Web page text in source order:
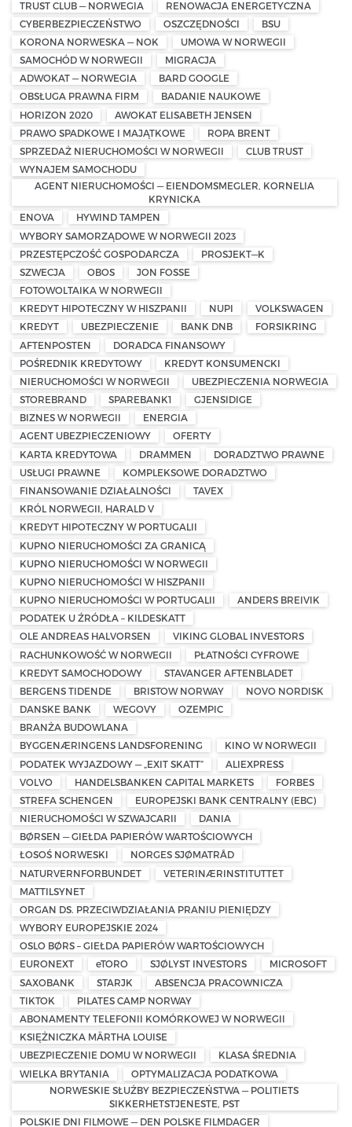
TRUST CLUB — NORWEGIA
RENOWACJA ENERGETYCZNA
CYBERBEZPIECZEŃSTWO
OSZCZĘDNOŚCI
BSU
KORONA NORWESKA — NOK
UMOWA W NORWEGII
SAMOCHÓD W NORWEGII
MIGRACJA
ADWOKAT — NORWEGIA
BARD GOOGLE
OBSŁUGA PRAWNA FIRM
BADANIE NAUKOWE
HORIZON 2020
AWOKAT ELISABETH JENSEN
PRAWO SPADKOWE I MAJĄTKOWE
ROPA BRENT
SPRZEDAŻ NIERUCHOMOŚCI W NORWEGII
CLUB TRUST
WYNAJEM SAMOCHODU
AGENT NIERUCHOMOŚCI — EIENDOMSMEGLER, KORNELIA
KRYNICKA
ENOVA
HYWIND TAMPEN
WYBORY SAMORZĄDOWE W NORWEGII 2023
PRZESTĘPCZOŚĆ GOSPODARCZA
PROSJEKT—K
SZWECJA
OBOS
JON FOSSE
FOTOWOLTAIKA W NORWEGII
KREDYT HIPOTECZNY W HISZPANII
NUPI
VOLKSWAGEN
KREDYT
UBEZPIECZENIE BANK DNB
FORSIKRING
AFTENPOSTEN
DORADCA FINANSOWY
POŚREDNIK KREDYTOWY
KREDYT KONSUMENCKI
NIERUCHOMOŚCI W NORWEGII
UBEZPIECZENIA NORWEGIA
STOREBRAND
SPAREBANK1
GJENSIDIGE
BIZNES W NORWEGII
ENERGIA
AGENT UBEZPIECZENIOWY
OFERTY
KARTA KREDYTOWA
DRAMMEN
DORADZTWO PRAWNE
USŁUGI PRAWNE
KOMPLEKSOWE DORADZTWO
FINANSOWANIE DZIAŁALNOŚCI
TAVEX
KRÓL NORWEGII, HARALD V
KREDYT HIPOTECZNY W PORTUGALII
KUPNO NIERUCHOMOŚCI ZA GRANICĄ
KUPNO NIERUCHOMOŚCI W NORWEGII
KUPNO NIERUCHOMOŚCI W HISZPANII
KUPNO NIERUCHOMOŚCI W PORTUGALII
ANDERS BREIVIK
PODATEK U ŹRÓDŁA – KILDESKATT
OLE ANDREAS HALVORSEN
VIKING GLOBAL INVESTORS
RACHUNKOWOŚĆ W NORWEGII
PŁATNOŚCI CYFROWE
KREDYT SAMOCHODOWY
STAVANGER AFTENBLADET
BERGENS TIDENDE
BRISTOW NORWAY
NOVO NORDISK
DANSKE BANK
WEGOVY
OZEMPIC
BRANŻA BUDOWLANA
BYGGENÆRINGENS LANDSFORENING
KINO W NORWEGII
PODATEK WYJAZDOWY — „EXIT SKATT”
ALIEXPRESS
VOLVO
HANDELSBANKEN CAPITAL MARKETS
FORBES
STREFA SCHENGEN
EUROPEJSKI BANK CENTRALNY (EBC)
NIERUCHOMOŚCI W SZWAJCARII
DANIA
BØRSEN — GIEŁDA PAPIERÓW WARTOŚCIOWYCH
ŁOSOŚ NORWESKI
NORGES SJØMATRÅD
NATURVERNFORBUNDET
VETERINÆRINSTITUTTET
MATTILSYNET
ORGAN DS. PRZECIWDZIAŁANIA PRANIU PIENIĘDZY
WYBORY EUROPEJSKIE 2024
OSLO BØRS – GIEŁDA PAPIERÓW WARTOŚCIOWYCH
EURONEXT
eTORO SJØLYST INVESTORS
MICROSOFT
SAXOBANK
STARJK
ABSENCJA PRACOWNICZA
TIKTOK
PILATES CAMP NORWAY
ABONAMENTY TELEFONII KOMÓRKOWEJ W NORWEGII
KSIĘŻNICZKA MÄRTHA LOUISE
UBEZPIECZENIE DOMU W NORWEGII
KLASA ŚREDNIA
WIELKA BRYTANIA
OPTYMALIZACJA PODATKOWA
NORWESKIE SŁUŻBY BEZPIECZEŃSTWA — POLITIETS
SIKKERHETSTJENESTE, PST
POLSKIE DNI FILMOWE — DEN POLSKE FILMDAGER